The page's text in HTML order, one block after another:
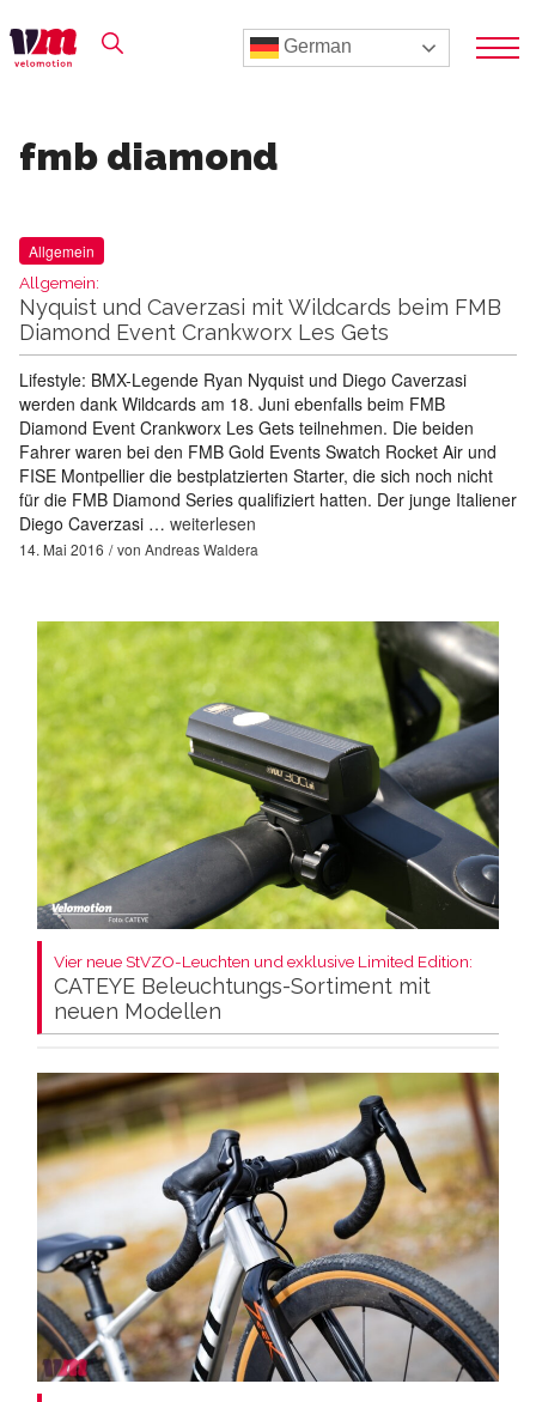
German
fmb diamond
Allgemein
Allgemein:
Nyquist und Caverzasi mit Wildcards beim FMB
Diamond Event Crankworx Les Gets
Lifestyle: BMX-Legende Ryan Nyquist und Diego Caverzasi
werden dank Wildcards am 18. Juni ebenfalls beim FMB
Diamond Event Crankworx Les Gets teilnehmen. Die beiden
Fahrer waren bei den FMB Gold Events Swatch Rocket Air und
FISE Montpellier die bestplatzierten Starter, die sich noch nicht
für die FMB Diamond Series qualifiziert hatten. Der junge Italiener
Diego Caverzasi … weiterlesen
14. Mai 2016 von Andreas Waldera
Vier neue StVZO-Leuchten und exklusive Limited Edition:
CATEYE Beleuchtungs-Sortiment mit
neuen Modellen